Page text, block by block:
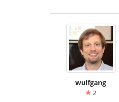
wulfgang
2